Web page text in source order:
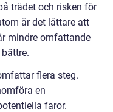
trädet och risken för
är det lättare att
mindre omfattande
flera steg.
en
faror.